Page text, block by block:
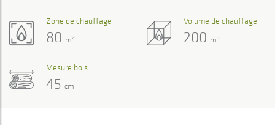
Volume de chauffage
200 m3
Zone de chauffage
80 m2
Mesure bois
45 cm